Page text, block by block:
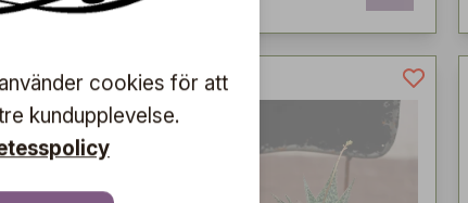
cookies för att
kundupplevelse.